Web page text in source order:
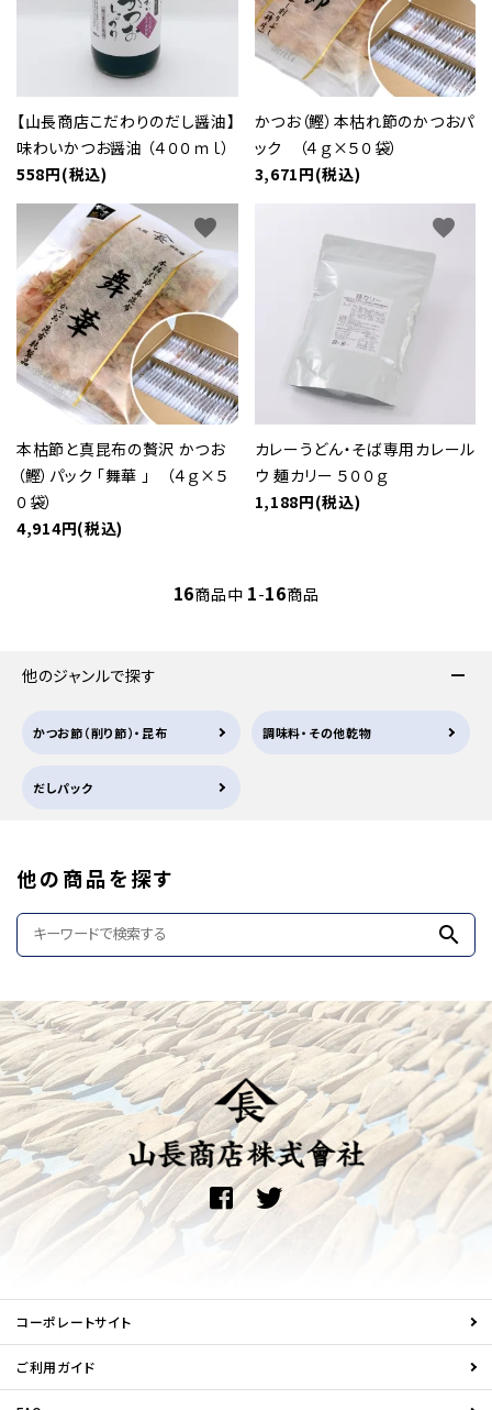
【山長商店こだわりのだし醤油】
味わいかつお醤油 （４００ｍｌ）
558円(税込)
かつお（鰹）本枯れ節のかつおパ
ック （４ｇ×５０袋）
3,671円(税込)
本枯節と真昆布の贅沢 かつお
（鰹）パック 「舞華 」 （４ｇ×５
０袋）
4,914円(税込)
favorite
カレーうどん・そば専用カレール
ウ 麺カリー ５００ｇ
1,188円(税込)
favorite
16商品中 1-16商品
他のジャンルで探す
かつお節（削り節）・昆布 調味料・その他乾物
だしパック
他の商品を探す
search
コーポレートサイト
ご利用ガイド